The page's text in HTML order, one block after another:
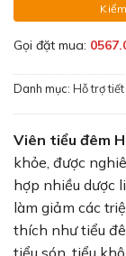
Gọi đặt mua:
Danh mục: Hỗ trợ tiết
Viên tiểu đêm
khỏe, được
hợp nhiều dược
làm giảm các
thích như tiểu
tiểu són, tiểu